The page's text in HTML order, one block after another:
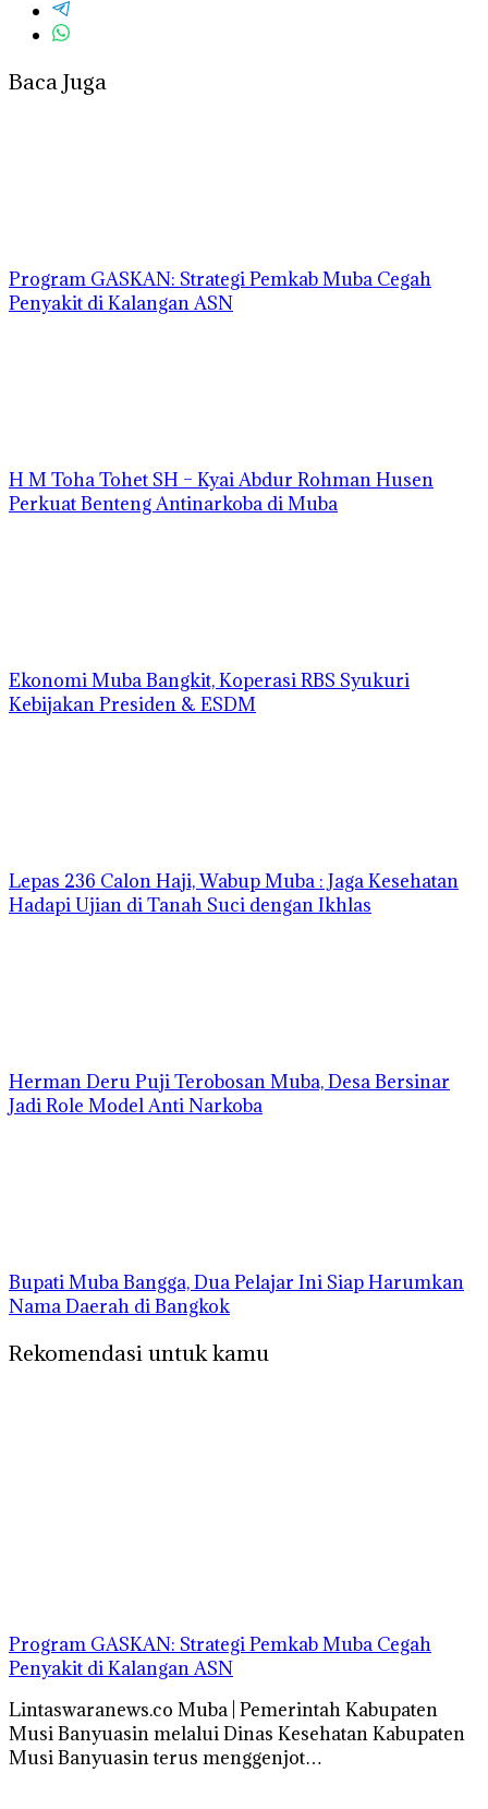
Baca Juga
Program GASKAN: Strategi Pemkab Muba Cegah
Penyakit di Kalangan ASN
H M Toha Tohet SH – Kyai Abdur Rohman Husen
Perkuat Benteng Antinarkoba di Muba
Ekonomi Muba Bangkit, Koperasi RBS Syukuri
Kebijakan Presiden & ESDM
Lepas 236 Calon Haji, Wabup Muba : Jaga Kesehatan
Hadapi Ujian di Tanah Suci dengan Ikhlas
Herman Deru Puji Terobosan Muba, Desa Bersinar
Jadi Role Model Anti Narkoba
Bupati Muba Bangga, Dua Pelajar Ini Siap Harumkan
Nama Daerah di Bangkok
Rekomendasi untuk kamu
Program GASKAN: Strategi Pemkab Muba Cegah
Penyakit di Kalangan ASN
Lintaswaranews.co Muba | Pemerintah Kabupaten
Musi Banyuasin melalui Dinas Kesehatan Kabupaten
Musi Banyuasin terus menggenjot…